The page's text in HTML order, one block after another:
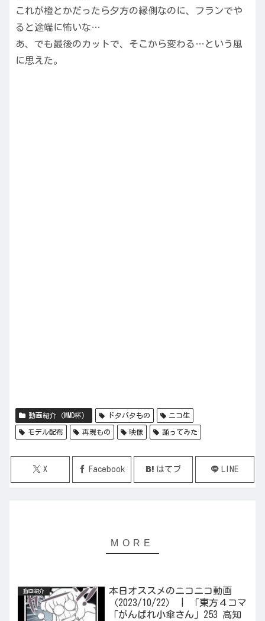
これが橙とかだったら夕方の縁側なのに、フランでや
ると途端に怖いな…
あ、でも最後のカットで、そこから変わる…という風
に思えた。
動画紹介（MMD杯） ドタバタもの ニコ生
モデル配布 再現もの 映像 踊ってみた
X Facebook はてブ LINE
動画紹介
本日オススメのニコニコ動画
（2023/10/22） | 「東方４コマ
「がんばれ小傘さん」253 高知